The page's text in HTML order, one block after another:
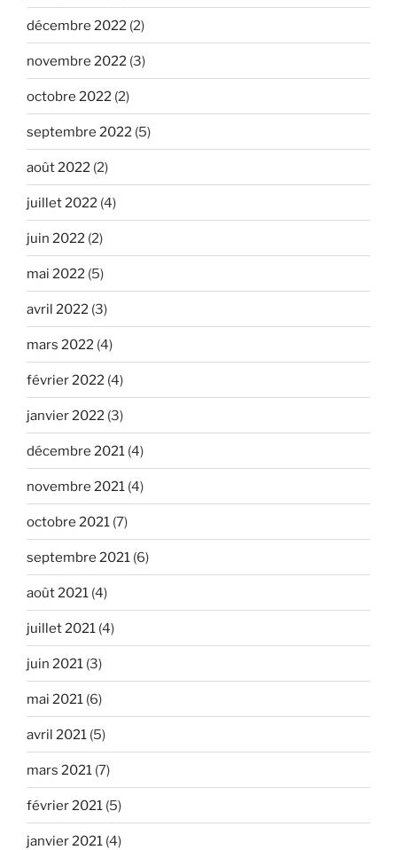
décembre 2022 (2)
novembre 2022 (3)
octobre 2022 (2)
septembre 2022 (5)
août 2022 (2)
juillet 2022 (4)
juin 2022 (2)
mai 2022 (5)
avril 2022 (3)
mars 2022 (4)
février 2022 (4)
janvier 2022 (3)
décembre 2021 (4)
novembre 2021 (4)
octobre 2021 (7)
septembre 2021 (6)
août 2021 (4)
juillet 2021 (4)
juin 2021 (3)
mai 2021 (6)
avril 2021 (5)
mars 2021 (7)
février 2021 (5)
janvier 2021 (4)